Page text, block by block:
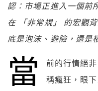
認：市場正進入一個前
在 「非常規」 的宏觀
底是泡沫、避險，還是
當
前的行情絕
稱瘋狂，眼